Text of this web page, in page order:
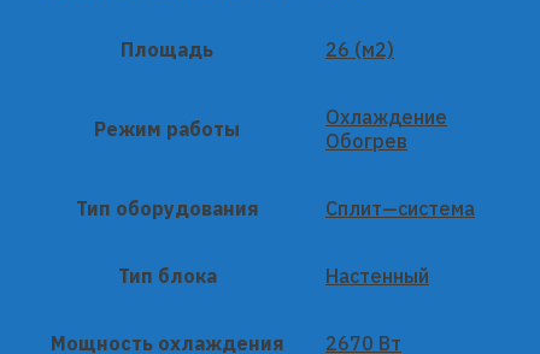
Площадь 26 (м2)
Режим работы
Охлаждение
Обогрев
Тип оборудования Сплит—система
Тип блока Настенный
Мощность охлаждения 2670 Вт